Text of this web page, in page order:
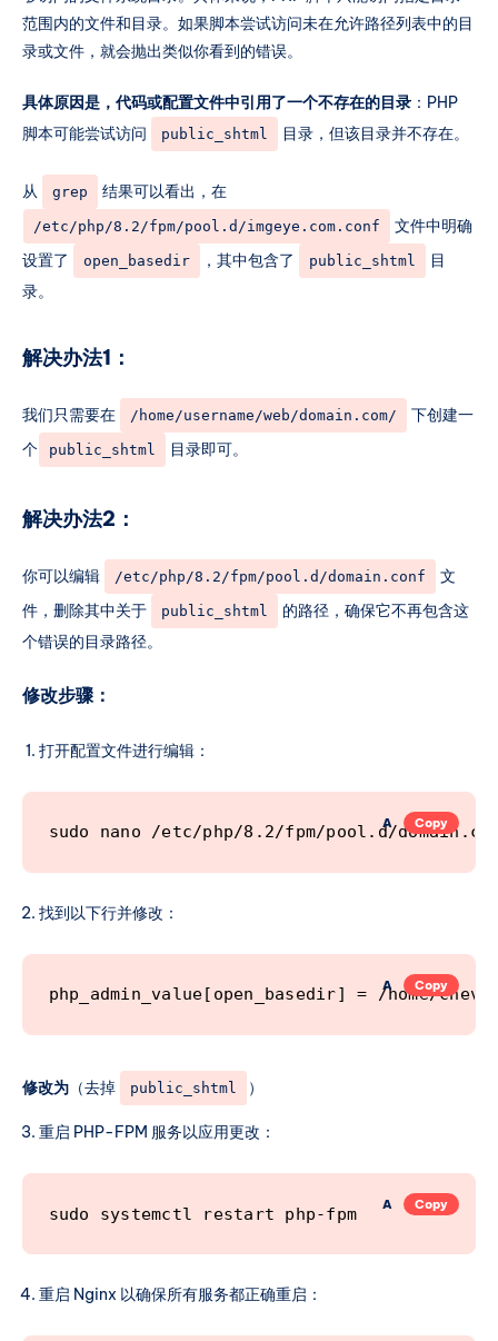
			fastcgi_pass %backend_lsnr%;
			include %home%/%user%/conf/web/%domain%/nginx.fastcgi_cache.conf*;
		}
	include /etc/nginx/conf.d/phpmyadmin.inc*;
	include /etc/nginx/conf.d/phppgadmin.inc*;
	include %home%/%user%/conf/web/%domain%/nginx.conf_*;
    # Image not found replacement
        log_not_found off;
error_page 404 /content/images/
# CORS header (avoids font rendering
location ~*
add_header Access-Control-Allow-
    # PHP front controller
        index index.php;
try_files $uri $uri/ /
    }
# Single PHP-entrypoint (disables
		location ~ [^/]\.php(/|$) {
			try_files $uri =404;
			include /etc/nginx/fastcgi_params;
			fastcgi_index index.php;
			fastcgi_pass %backend_lsnr%;
		}
	include /etc/nginx/conf.d/phpmyadmin.inc*;
}
范围内的文件和目录。如果脚本尝试访问未在允许路径列表中的目
录或文件，就会抛出类似你看到的错误。
具体原因是，代码或配置文件中引用了一个不存在的目录 ：PHP
脚本可能尝试访问
public_shtml 目录，但该目录并不存在。
从 grep 结果可以看出，在
/etc/php/8.2/fpm/pool.d/imgeye.com.conf
文件中明确
设置了
open_basedir ，其中包含了 public_shtml
目
录。
解决办法1：
我们只需要在 /home/username/web/domain.com/
下创建一
个
public_shtml 目录即可。
解决办法2：
你可以编辑 /etc/php/8.2/fpm/pool.d/domain.conf
文
件，删除其中关于
public_shtml
的路径，确保它不再包含这
个错误的目录路径。
修改步骤：
打开配置文件进行编辑：
sudo nano /etc/php/8.2/fpm/pool.d/
A Copy
找到以下行并修改：
php_admin_value[open_basedir] = /home/
A Copy
修改为 （去掉 public_shtml ）
重启 PHP-FPM 服务以应用更改：
sudo systemctl restart php-fpm A Copy
重启 Nginx 以确保所有服务都正确重启：